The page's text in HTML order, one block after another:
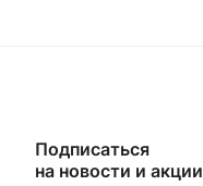
Подписаться
на новости и акции